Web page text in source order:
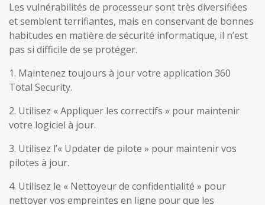
Les vulnérabilités de processeur sont très diversifiées
et semblent terrifiantes, mais en conservant de bonnes
habitudes en matière de sécurité informatique, il n’est
pas si difficile de se protéger.
1. Maintenez toujours à jour votre application 360
Total Security.
2. Utilisez « Appliquer les correctifs » pour maintenir
votre logiciel à jour.
3. Utilisez l’« Updater de pilote » pour maintenir vos
pilotes à jour.
4. Utilisez le « Nettoyeur de confidentialité » pour
nettoyer vos empreintes en ligne pour que les